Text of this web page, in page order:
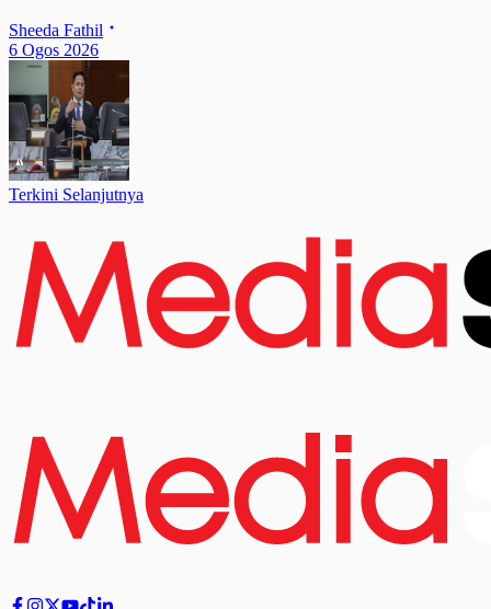
Sheeda Fathil
6 Ogos 2026
Terkini Selanjutnya